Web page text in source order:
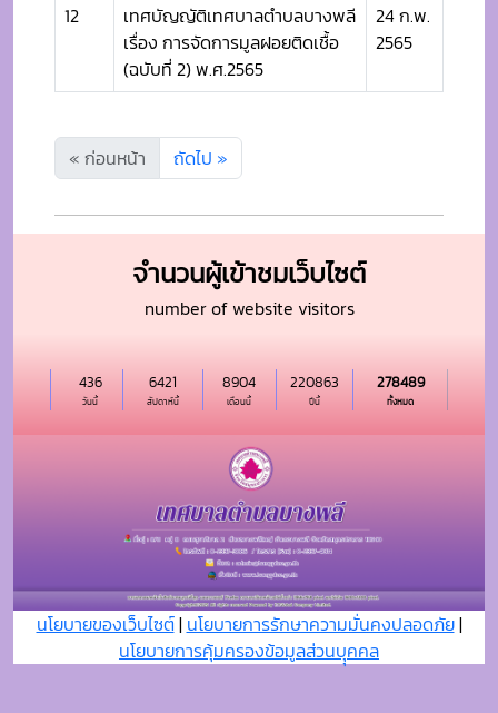
12
เทศบัญญัติเทศบาลตำบลบางพลี
เรื่อง การจัดการมูลฝอยติดเชื้อ
(ฉบับที่ 2) พ.ศ.2565
24 ก.พ.
2565
« ก่อนหน้า ถัดไป »
จำนวนผู้เข้าชมเว็บไซต์
number of website visitors
วันนี้
436
สัปดาห์นี้
6421
เดือนนี้
8904
ปีนี้
220863
ทั้งหมด
278489
นโยบายของเว็บไซต์| นโยบายการรักษาความมั่นคงปลอดภัย|
นโยบายการคุ้มครองข้อมูลส่วนบุุคคล